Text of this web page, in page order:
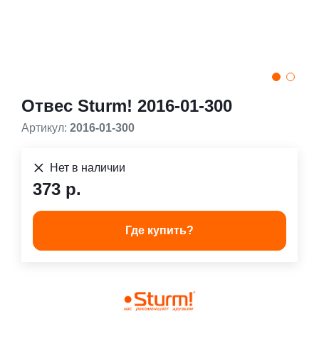
Отвес Sturm! 2016-01-300
Артикул: 2016-01-300
Нет в наличии
373 р.
Где купить?